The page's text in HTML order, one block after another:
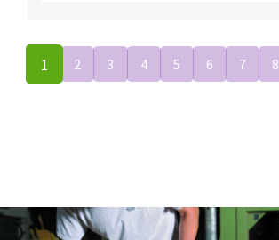
Pagination
1 2 3 4 5 6 7 8